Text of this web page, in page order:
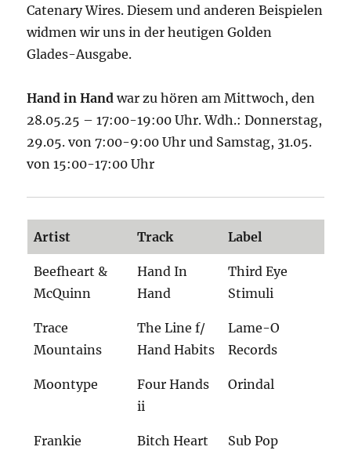
Catenary Wires. Diesem und anderen Beispielen
widmen wir uns in der heutigen Golden
Glades-Ausgabe.
Hand in Hand war zu hören am Mittwoch, den
28.05.25 – 17:00-19:00 Uhr. Wdh.: Donnerstag,
29.05. von 7:00-9:00 Uhr und Samstag, 31.05.
von 15:00-17:00 Uhr
Artist Track Label
Beefheart &
McQuinn
Hand In
Hand
Third Eye
Stimuli
Trace
Mountains
The Line f/
Hand Habits
Lame-O
Records
Moontype
Four Hands
ii
Orindal
Frankie
Bitch Heart Sub Pop